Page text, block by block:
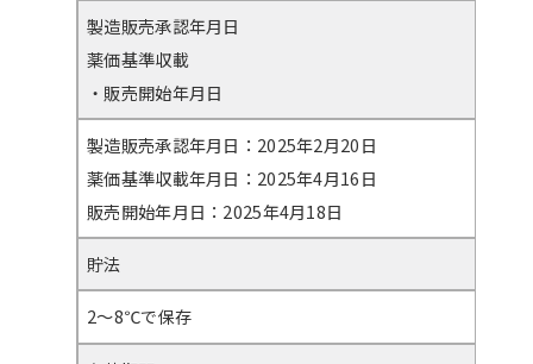
製造販売承認年月日
薬価基準収載
・販売開始年月日
製造販売承認年月日：2025年2月20日
薬価基準収載年月日：2025年4月16日
販売開始年月日：2025年4月18日
貯法
2～8℃で保存